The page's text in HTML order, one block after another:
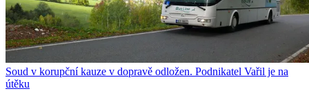
Soud v korupční kauze v dopravě odložen. Podnikatel Vařil je na
útěku